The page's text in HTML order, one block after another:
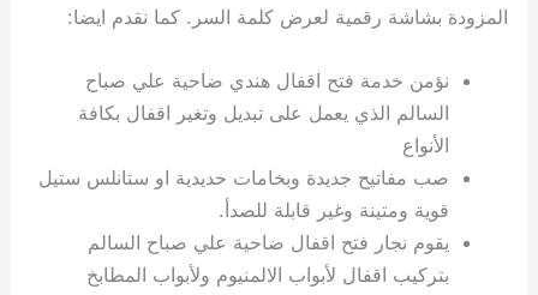
المزودة بشاشة رقمية لعرض كلمة السر. كما نقدم ايضا:
نؤمن خدمة فتح اقفال هندي ضاحية علي صباح
السالم الذي يعمل على تبديل وتغير اقفال بكافة
الأنواع
صب مفاتيح جديدة وبخامات حديدية او ستانلس ستيل
قوية ومتينة وغير قابلة للصدأ.
يقوم نجار فتح اقفال ضاحية علي صباح السالم
بتركيب اقفال لأبواب الالمنيوم ولأبواب المطابخ